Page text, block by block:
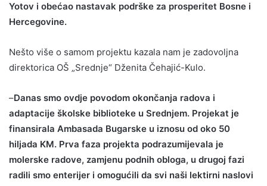
Yotov i obećao nastavak podrške za prosperitet Bosne i
Hercegovine.
Nešto više o samom projektu kazala nam je zadovoljna
direktorica OŠ „Srednje“ Dženita Čehajić-Kulo.
–Danas smo ovdje povodom okončanja radova i
adaptacije školske biblioteke u Srednjem. Projekat je
finansirala Ambasada Bugarske u iznosu od oko 50
hiljada KM. Prva faza projekta podrazumijevala je
molerske radove, zamjenu podnih obloga, u drugoj fazi
radili smo enterijer i omogućili da svi naši lektirni naslovi